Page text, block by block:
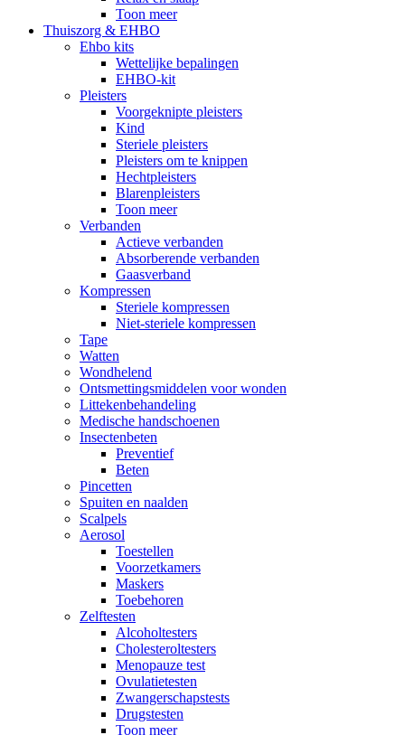
Toon meer
Thuiszorg & EHBO
Ehbo kits
Wettelijke bepalingen
EHBO-kit
Pleisters
Voorgeknipte pleisters
Kind
Steriele pleisters
Pleisters om te knippen
Hechtpleisters
Blarenpleisters
Toon meer
Verbanden
Actieve verbanden
Absorberende verbanden
Gaasverband
Kompressen
Steriele kompressen
Niet-steriele kompressen
Tape
Watten
Wondhelend
Ontsmettingsmiddelen voor wonden
Littekenbehandeling
Medische handschoenen
Insectenbeten
Preventief
Beten
Pincetten
Spuiten en naalden
Scalpels
Aerosol
Toestellen
Voorzetkamers
Maskers
Toebehoren
Zelftesten
Alcoholtesters
Cholesteroltesters
Menopauze test
Ovulatietesten
Zwangerschapstests
Drugstesten
Toon meer